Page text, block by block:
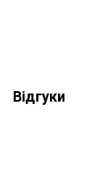
Відгуки